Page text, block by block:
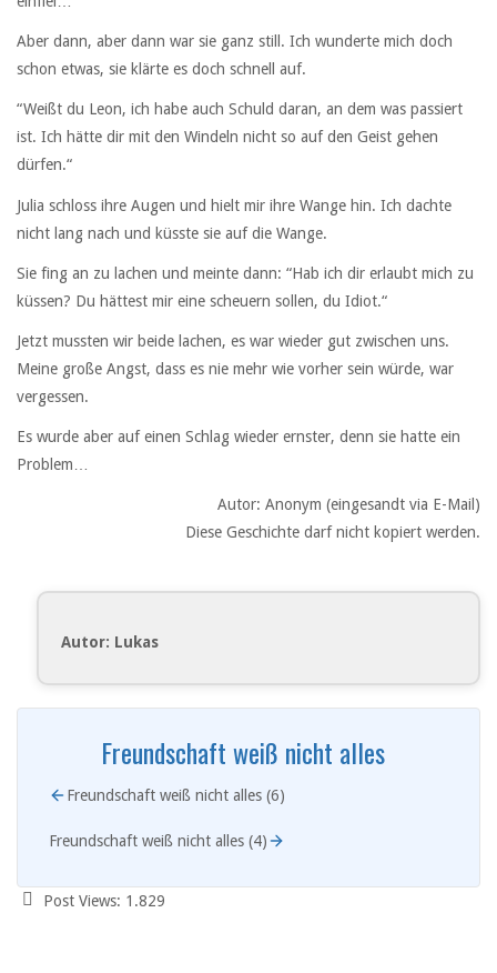
Aber dann, aber dann war sie ganz still. Ich wunderte mich doch
schon etwas, sie klärte es doch schnell auf.
“Weißt du Leon, ich habe auch Schuld daran, an dem was passiert
ist. Ich hätte dir mit den Windeln nicht so auf den Geist gehen
dürfen.“
Julia schloss ihre Augen und hielt mir ihre Wange hin. Ich dachte
nicht lang nach und küsste sie auf die Wange.
Sie fing an zu lachen und meinte dann: “Hab ich dir erlaubt mich zu
küssen? Du hättest mir eine scheuern sollen, du Idiot.“
Jetzt mussten wir beide lachen, es war wieder gut zwischen uns.
Meine große Angst, dass es nie mehr wie vorher sein würde, war
vergessen.
Es wurde aber auf einen Schlag wieder ernster, denn sie hatte ein
Problem…
Autor: Anonym (eingesandt via E-Mail)
Diese Geschichte darf nicht kopiert werden.
Autor: Lukas
Freundschaft weiß nicht alles
Freundschaft weiß nicht alles (6)
Freundschaft weiß nicht alles (4)
Post Views: 1.829